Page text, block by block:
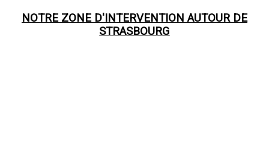
NOTRE ZONE D'INTERVENTION AUTOUR DE
STRASBOURG